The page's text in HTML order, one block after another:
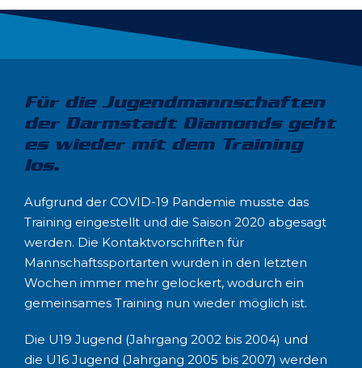
Für die Jugendmannschaften
der Darmstadt Diamonds geht
es wieder mit dem Training
los.
Aufgrund der COVID-19 Pandemie musste das
Training eingestellt und die Saison 2020 abgesagt
werden. Die Kontaktvorschriften für
Mannschaftssportarten wurden in den letzten
Wochen immer mehr gelockert, wodurch ein
gemeinsames Training nun wieder möglich ist.
Die U19 Jugend (Jahrgang 2002 bis 2004) und
die U16 Jugend (Jahrgang 2005 bis 2007) werden